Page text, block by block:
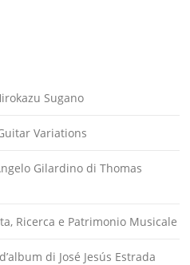
Sugano
Variations
Gilardino di Thomas
Ricerca e Patrimonio Musicale
di José Jesús Estrada